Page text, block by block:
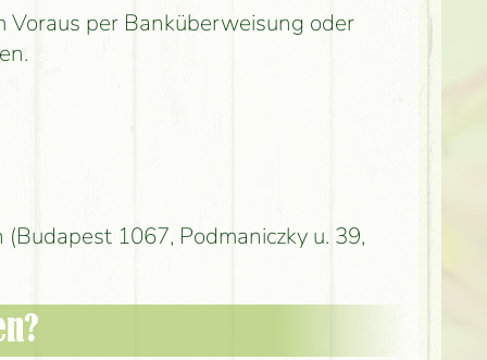
Voraus per Banküberweisung oder
1067, Podmaniczky u. 39,